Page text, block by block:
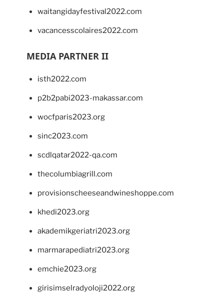
waitangidayfestival2022.com
vacancesscolaires2022.com
MEDIA PARTNER II
isth2022.com
p2b2pabi2023-makassar.com
wocfparis2023.org
sinc2023.com
scdlqatar2022-qa.com
thecolumbiagrill.com
provisionscheeseandwineshoppe.com
khedi2023.org
akademikgeriatri2023.org
marmarapediatri2023.org
emchie2023.org
girisimselradyoloji2022.org